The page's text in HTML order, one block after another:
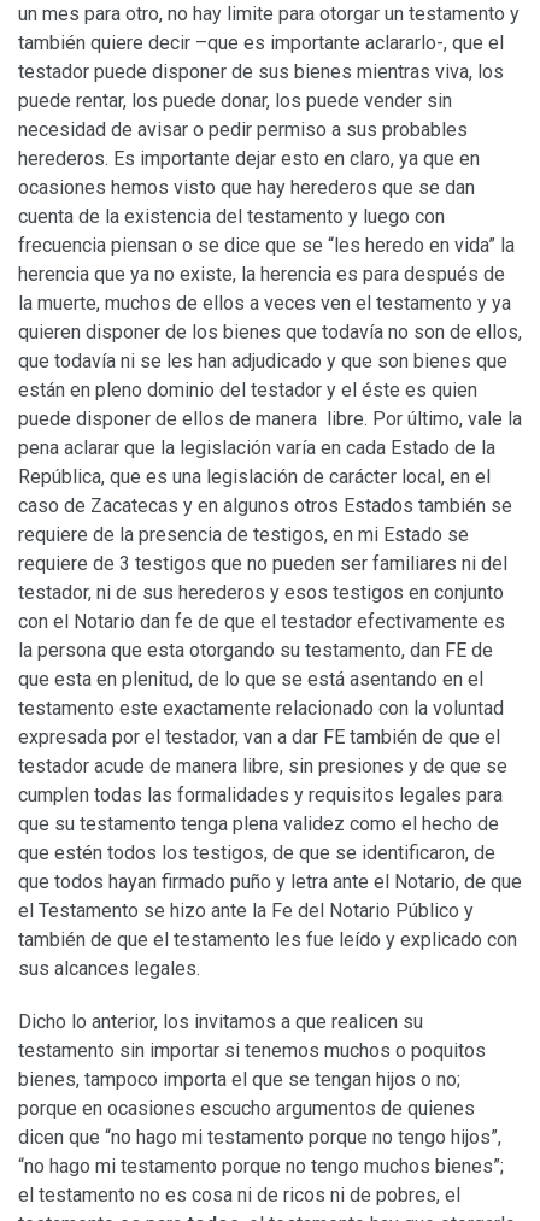
un mes para otro, no hay limite para otorgar un testamento y
también quiere decir –que es importante aclararlo-, que el
testador puede disponer de sus bienes mientras viva, los
puede rentar, los puede donar, los puede vender sin
necesidad de avisar o pedir permiso a sus probables
herederos. Es importante dejar esto en claro, ya que en
ocasiones hemos visto que hay herederos que se dan
cuenta de la existencia del testamento y luego con
frecuencia piensan o se dice que se “les heredo en vida” la
herencia que ya no existe, la herencia es para después de
la muerte, muchos de ellos a veces ven el testamento y ya
quieren disponer de los bienes que todavía no son de ellos,
que todavía ni se les han adjudicado y que son bienes que
están en pleno dominio del testador y el éste es quien
puede disponer de ellos de manera libre. Por último, vale la
pena aclarar que la legislación varía en cada Estado de la
República, que es una legislación de carácter local, en el
caso de Zacatecas y en algunos otros Estados también se
requiere de la presencia de testigos, en mi Estado se
requiere de 3 testigos que no pueden ser familiares ni del
testador, ni de sus herederos y esos testigos en conjunto
con el Notario dan fe de que el testador efectivamente es
la persona que esta otorgando su testamento, dan FE de
que esta en plenitud, de lo que se está asentando en el
testamento este exactamente relacionado con la voluntad
expresada por el testador, van a dar FE también de que el
testador acude de manera libre, sin presiones y de que se
cumplen todas las formalidades y requisitos legales para
que su testamento tenga plena validez como el hecho de
que estén todos los testigos, de que se identificaron, de
que todos hayan firmado puño y letra ante el Notario, de que
el Testamento se hizo ante la Fe del Notario Público y
también de que el testamento les fue leído y explicado con
sus alcances legales.
Dicho lo anterior, los invitamos a que realicen su
testamento sin importar si tenemos muchos o poquitos
bienes, tampoco importa el que se tengan hijos o no;
porque en ocasiones escucho argumentos de quienes
dicen que “no hago mi testamento porque no tengo hijos”,
“no hago mi testamento porque no tengo muchos bienes”;
el testamento no es cosa ni de ricos ni de pobres, el